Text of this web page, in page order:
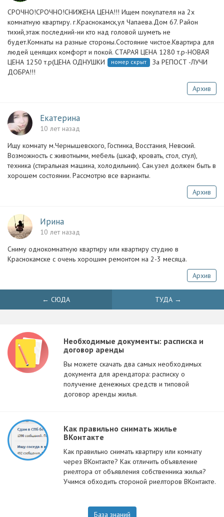
СРОЧНО!СРОЧНО!СНИЖЕНА ЦЕНА!!! Ищем покупателя на 2х
комнатную квартиру. г.Краснокамск,ул Чапаева.Дом 67. Район
тихий,этаж последний-ни кто над головой шуметь не
будет.Комнаты на разные стороны.Состояние чистое.Квартира для
людей ценящих комфорт и покой. СТАРАЯ ЦЕНА 1280 т.р-НОВАЯ
ЦЕНА 1250 т.р(ЦЕНА ОДНУШКИ
номер скрыт
За РЕПОСТ -ЛУЧИ
ДОБРА!!!
Архив
Екатерина
10 лет назад
Ищу комнату м.Чернышевского, Гостинка, Восстания, Невский.
Возможность с животными, мебель (шкаф, кровать, стол, стул),
техника (стиральная машина, холодильник). Сан.узел должен быть в
хорошем состоянии. Рассмотрю все варианты.
Архив
Ирина
10 лет назад
Сниму однокомнатную квартиру или квартиру студию в
Краснокамске с очень хорошим ремонтом на 2-3 месяца.
Архив
← СЮДА ТУДА →
Необходимые документы: расписка и
договор аренды
Вы можете скачать два самых необходимых
документа для арендатора: расписку о
получение денежных средств и типовой
договор аренды жилья.
Как правильно снимать жилье
ВКонтакте
Как правильно снимать квартиру или комнату
через ВКонтакте? Как отличить объявление
риелтора от объявления собственника жилья?
Учимся обходить стороной риелторов ВКонтакте.
База знаний